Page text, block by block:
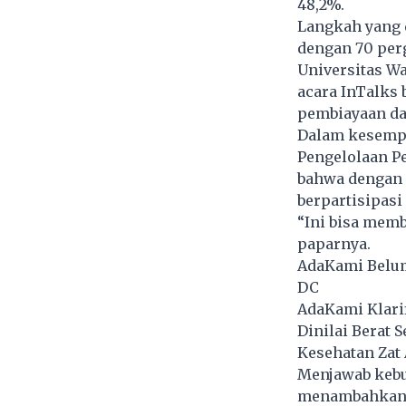
48,2%.
Langkah
dengan 70
Universitas
acara InTalks
pembiayaan
Dalam
Pengelolaan
bahwa
berpartisipasi
“Ini bisa
paparnya.
AdaKami
DC
AdaKami
Dinilai Berat
Kesehatan
Menjawab